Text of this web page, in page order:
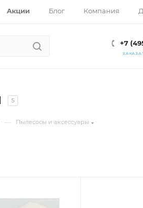
Акции Блог Компания
+7
5
— Пылесосы и аксессуары